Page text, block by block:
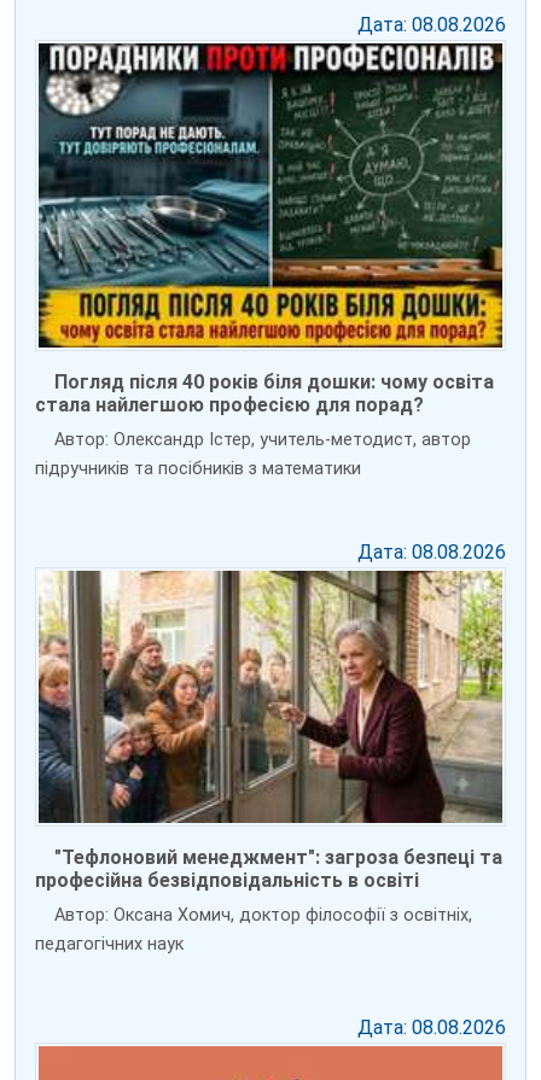
Дата: 08.08.2026
Погляд після 40 років біля дошки: чому освіта
стала найлегшою професією для порад?
Автор: Олександр Істер, учитель-методист, автор
підручників та посібників з математики
Дата: 08.08.2026
"Тефлоновий менеджмент": загроза безпеці та
професійна безвідповідальність в освіті
Автор: Оксана Хомич, доктор філософії з освітніх,
педагогічних наук
Дата: 08.08.2026